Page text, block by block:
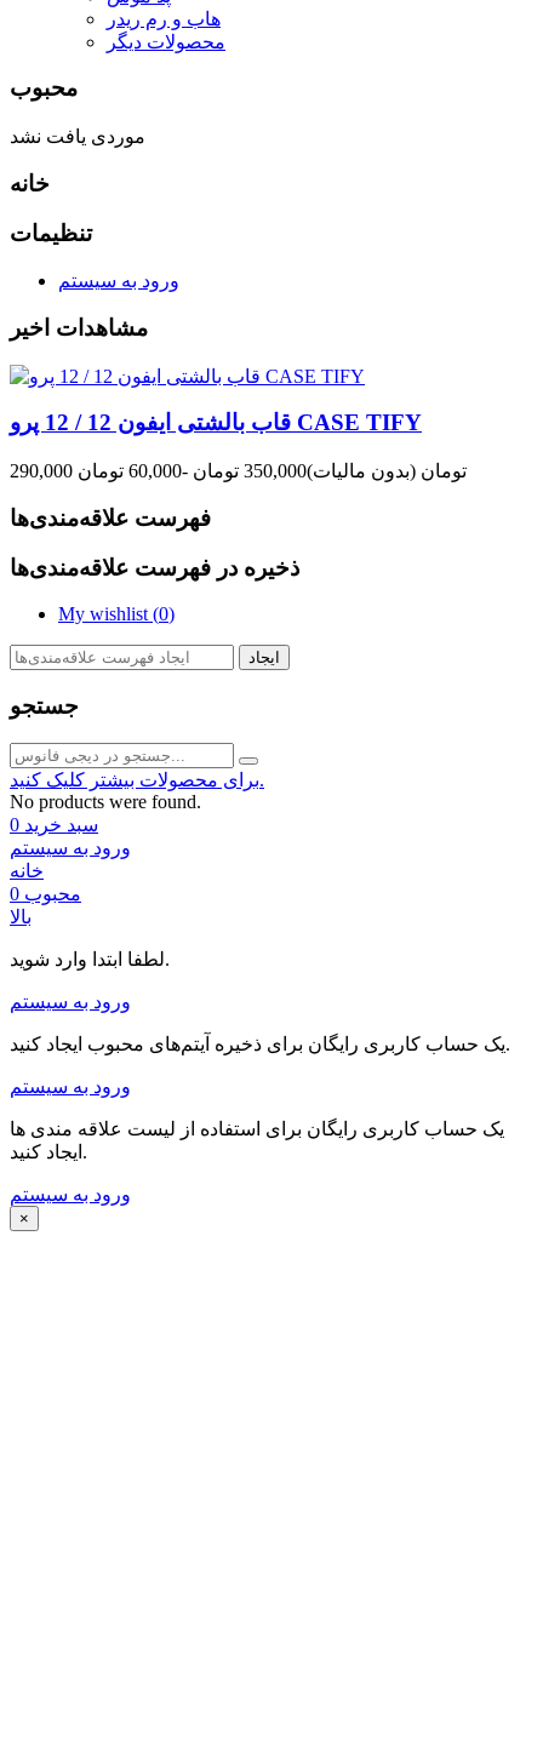
هاب و رم ریدر
محصولات دیگر
محبوب
موردی یافت نشد
خانه
تنظیمات
ورود به سیستم
مشاهدات اخیر
قاب بالشتی ایفون 12 / 12 پرو CASE TIFY
290,000 تومان (بدون مالیات)350,000 تومان -60,000 تومان
فهرست علاقه‌مندی‌ها
ذخیره در فهرست علاقه‌مندی‌ها
My wishlist (0)
ایجاد
جستجو
برای محصولات بیشتر کلیک کنید.
No products were found.
سبد خرید 0
ورود به سیستم
خانه
محبوب 0
بالا
لطفا ابتدا وارد شوید.
ورود به سیستم
یک حساب کاربری رایگان برای ذخیره آیتم‌های محبوب ایجاد کنید.
ورود به سیستم
یک حساب کاربری رایگان برای استفاده از لیست علاقه مندی ها
ایجاد کنید.
ورود به سیستم
×